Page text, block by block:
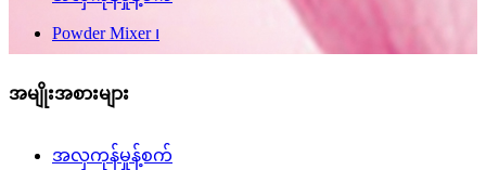
Powder Mixer ၊
အမျိုးအစားများ
အလှကုန်မှုန့်စက်